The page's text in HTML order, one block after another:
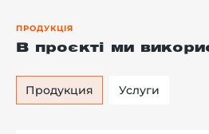
ПРОДУКЦІЯ
В проєкті ми
Продукция Услуги